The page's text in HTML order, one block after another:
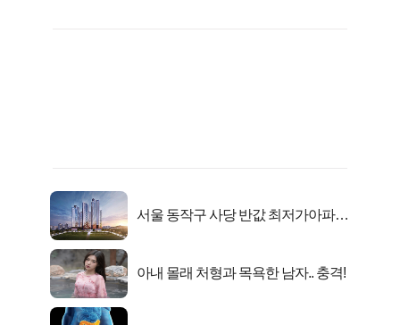
서울 동작구 사당 반값 최저가아파트
아내 몰래 처형과 목욕한 남자.. 충격!